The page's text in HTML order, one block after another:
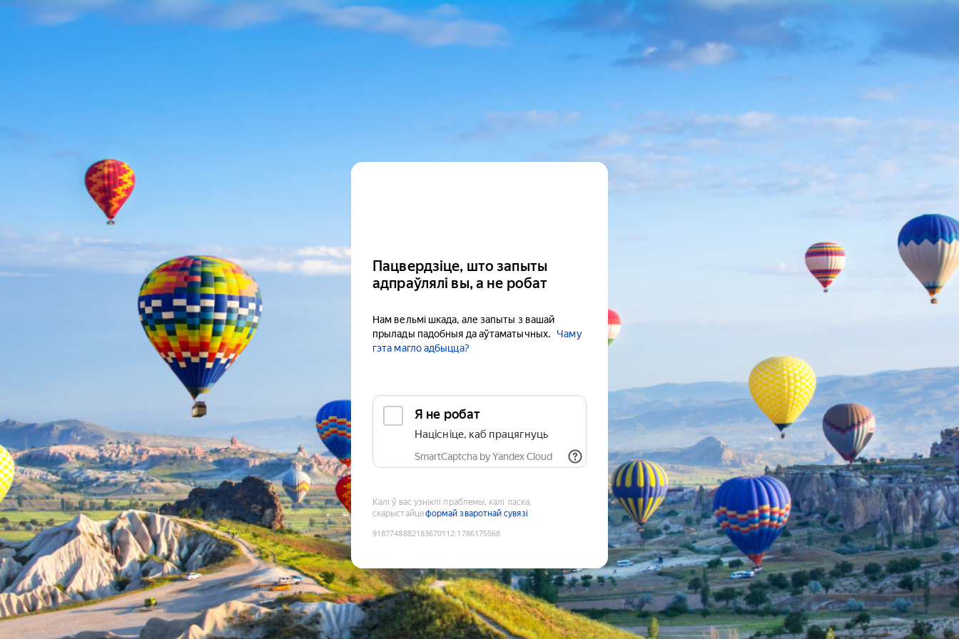
Пацвердзіце, што запыты
адпраўлялі вы, а не робат
Нам вельмі шкада, але запыты з вашай
прылады падобныя да аўтаматычных.
Чаму
гэта магло адбыцца?
Я не робат
Націсніце, каб працягнуць
SmartCaptcha by Yandex Cloud
Калі ў вас узніклі праблемы, калі ласка,
скарыстайцеформай зваротнай сувязі
9187748882183670112:1786175568